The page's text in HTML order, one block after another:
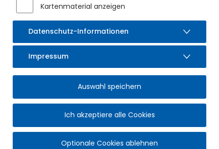
Kartenmaterial anzeigen
Datenschutz-Informationen
Impressum
Auswahl speichern
Ich akzeptiere alle Cookies
Optionale Cookies ablehnen